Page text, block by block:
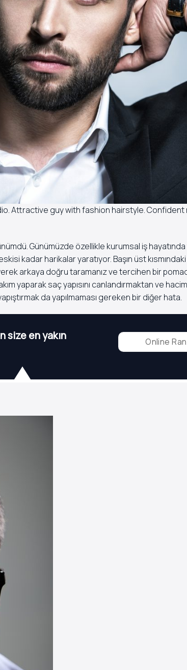
Attractive guy with fashion hairstyle.
Günümüzde özellikle kurumsal iş hayatında
kadar harikalar yaratıyor. Başın üst
arkaya doğru taramanız ve tercihen bir
yaparak saç yapısını canlandırmaktan ve
da yapılmaması gereken bir diğer hata.
size en yakın
Online